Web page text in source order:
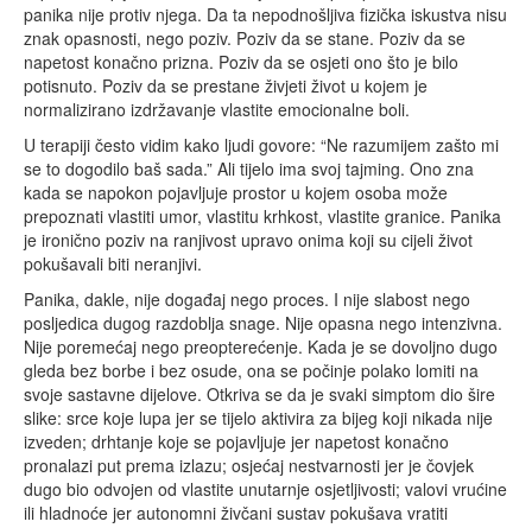
panika nije protiv njega. Da ta nepodnošljiva fizička iskustva nisu
znak opasnosti, nego poziv. Poziv da se stane. Poziv da se
napetost konačno prizna. Poziv da se osjeti ono što je bilo
potisnuto. Poziv da se prestane živjeti život u kojem je
normalizirano izdržavanje vlastite emocionalne boli.
U terapiji često vidim kako ljudi govore: “Ne razumijem zašto mi
se to dogodilo baš sada.” Ali tijelo ima svoj tajming. Ono zna
kada se napokon pojavljuje prostor u kojem osoba može
prepoznati vlastiti umor, vlastitu krhkost, vlastite granice. Panika
je ironično poziv na ranjivost upravo onima koji su cijeli život
pokušavali biti neranjivi.
Panika, dakle, nije događaj nego proces. I nije slabost nego
posljedica dugog razdoblja snage. Nije opasna nego intenzivna.
Nije poremećaj nego preopterećenje. Kada je se dovoljno dugo
gleda bez borbe i bez osude, ona se počinje polako lomiti na
svoje sastavne dijelove. Otkriva se da je svaki simptom dio šire
slike: srce koje lupa jer se tijelo aktivira za bijeg koji nikada nije
izveden; drhtanje koje se pojavljuje jer napetost konačno
pronalazi put prema izlazu; osjećaj nestvarnosti jer je čovjek
dugo bio odvojen od vlastite unutarnje osjetljivosti; valovi vrućine
ili hladnoće jer autonomni živčani sustav pokušava vratiti